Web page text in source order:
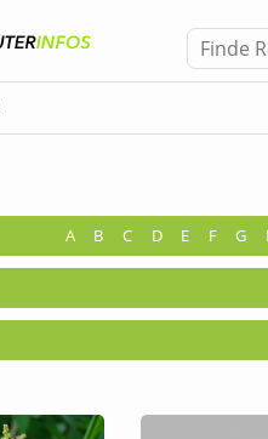
A B C D E F G